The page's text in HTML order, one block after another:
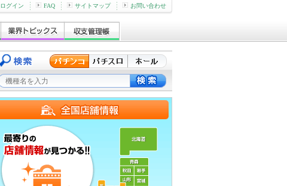
ログイン FAQ サイトマップ お問い合わせ